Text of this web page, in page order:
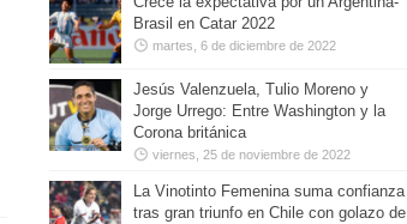
Brasil en Catar 2022
martes, 6 de diciembre de 2022
Jesús Valenzuela, Tulio Moreno y
Jorge Urrego: Entre Washington y la
Corona británica
viernes, 25 de noviembre de 2022
La Vinotinto Femenina suma confianza
tras gran triunfo en Chile con golazo de